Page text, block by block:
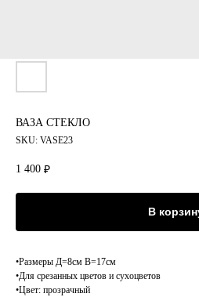
ВАЗА СТЕКЛО
SKU: VASE23
1 400 ₽
В
•Размеры Д=8см В=17см
•Для срезанных цветов и сухоцветов
•Цвет: прозрачный